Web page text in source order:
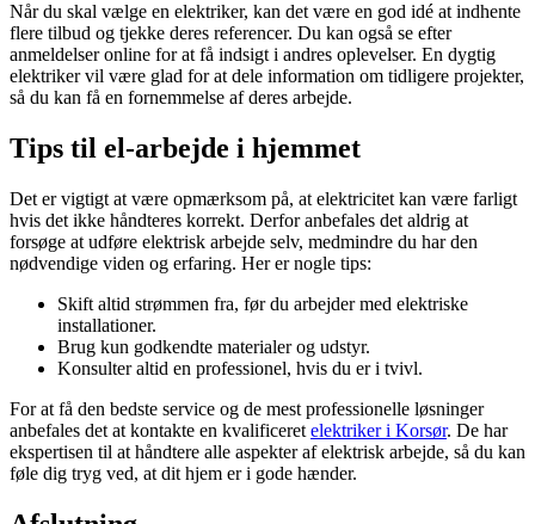
Når du skal vælge en elektriker, kan det være en god idé at indhente
flere tilbud og tjekke deres referencer. Du kan også se efter
anmeldelser online for at få indsigt i andres oplevelser. En dygtig
elektriker vil være glad for at dele information om tidligere projekter,
så du kan få en fornemmelse af deres arbejde.
Tips til el-arbejde i hjemmet
Det er vigtigt at være opmærksom på, at elektricitet kan være farligt
hvis det ikke håndteres korrekt. Derfor anbefales det aldrig at
forsøge at udføre elektrisk arbejde selv, medmindre du har den
nødvendige viden og erfaring. Her er nogle tips:
Skift altid strømmen fra, før du arbejder med elektriske
installationer.
Brug kun godkendte materialer og udstyr.
Konsulter altid en professionel, hvis du er i tvivl.
For at få den bedste service og de mest professionelle løsninger
anbefales det at kontakte en kvalificeret elektriker i Korsør. De har
ekspertisen til at håndtere alle aspekter af elektrisk arbejde, så du kan
føle dig tryg ved, at dit hjem er i gode hænder.